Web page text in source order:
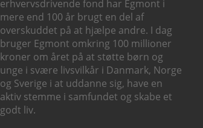
erhvervsdrivende fond har Egmont i
mere end 100 år brugt en del af
overskuddet på at hjælpe andre. I dag
bruger Egmont omkring 100 millioner
kroner om året på at støtte børn og
unge i svære livsvilkår i Danmark, Norge
og Sverige i at uddanne sig, have en
aktiv stemme i samfundet og skabe et
godt liv.